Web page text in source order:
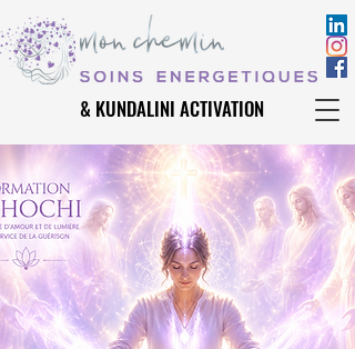
& KUNDALINI ACTIVATION
& KUNDALINI ACTIVATION